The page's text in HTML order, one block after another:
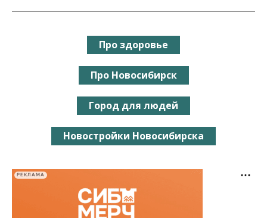
Про здоровье
Про Новосибирск
Город для людей
Новостройки Новосибирска
РЕКЛАМА